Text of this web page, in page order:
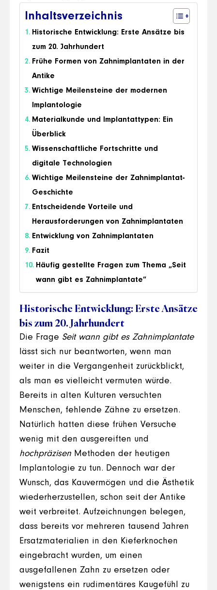
Inhaltsverzeichnis
Historische Entwicklung: Erste Ansätze bis
zum 20. Jahrhundert
Frühe Formen von Zahnimplantaten in der
Antike
Wichtige Meilensteine der modernen
Implantologie
Materialkunde und Implantattypen: Ein
Überblick
Wissenschaftliche Fortschritte und
digitale Technologien
Wichtige Meilensteine der Zahnimplantat-
Geschichte
Entscheidende Vorteile und
Herausforderungen von Zahnimplantaten
Entwicklung von Zahnimplantaten
Fazit
Häufig gestellte Fragen zum Thema „Seit
wann gibt es Zahnimplantate“
Historische Entwicklung: Erste Ansätze
bis zum 20. Jahrhundert
Die Frage Seit wann gibt es Zahnimplantate
lässt sich nur beantworten, wenn man
weiter in die Vergangenheit zurückblickt,
als man es vielleicht vermuten würde.
Bereits in alten Kulturen versuchten
Menschen, fehlende Zähne zu ersetzen.
Natürlich hatten diese frühen Versuche
wenig mit den ausgereiften und
hochpräzisen Methoden der heutigen
Implantologie zu tun. Dennoch war der
Wunsch, das Kauvermögen und die Ästhetik
wiederherzustellen, schon seit der Antike
weit verbreitet. Aufzeichnungen belegen,
dass bereits vor mehreren tausend Jahren
Ersatzmaterialien in den Kieferknochen
eingebracht wurden, um einen
ausgefallenen Zahn zu ersetzen oder
wenigstens ein rudimentäres Kaugefühl zu